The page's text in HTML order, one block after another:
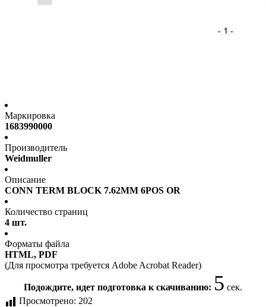
Маркировка
1683990000
Производитель
Weidmuller
Описание
CONN TERM BLOCK 7.62MM 6POS OR
Количество страниц
4 шт.
Форматы файла
HTML, PDF
(Для просмотра требуется Adobe Acrobat Reader)
Подождите, идет подготовка к скачиванию: 4 сек.
Просмотрено: 202